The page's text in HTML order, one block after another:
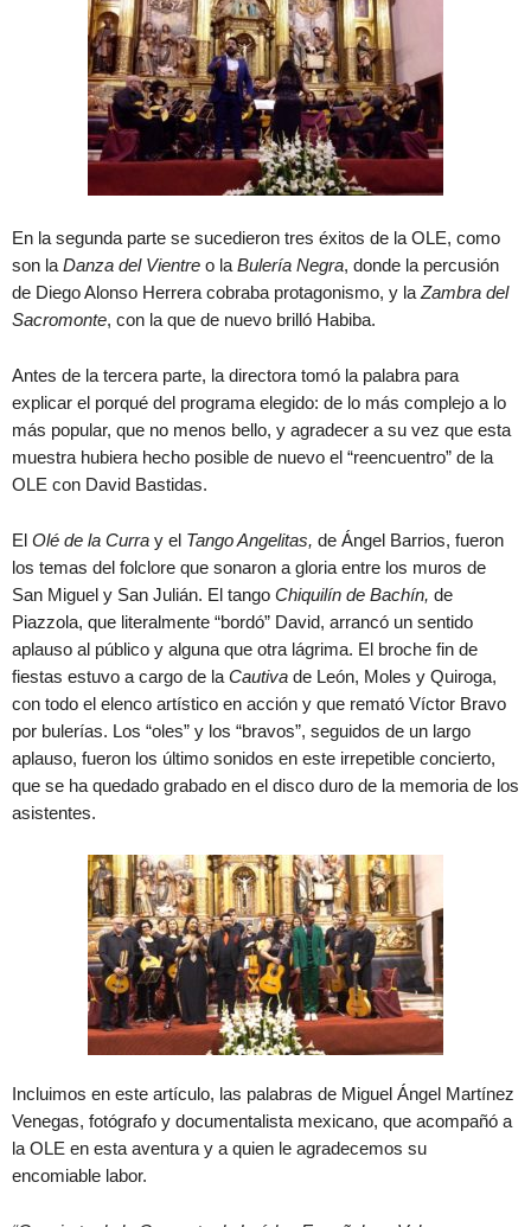
En la segunda parte se sucedieron tres éxitos de la OLE, como
son la Danza del Vientre o la Bulería Negra, donde la percusión
de Diego Alonso Herrera cobraba protagonismo, y la Zambra del
Sacromonte, con la que de nuevo brilló Habiba.
Antes de la tercera parte, la directora tomó la palabra para
explicar el porqué del programa elegido: de lo más complejo a lo
más popular, que no menos bello, y agradecer a su vez que esta
muestra hubiera hecho posible de nuevo el “reencuentro” de la
OLE con David Bastidas.
El Olé de la Curra y el Tango Angelitas, de Ángel Barrios, fueron
los temas del folclore que sonaron a gloria entre los muros de
San Miguel y San Julián. El tango Chiquilín de Bachín, de
Piazzola, que literalmente “bordó” David, arrancó un sentido
aplauso al público y alguna que otra lágrima. El broche fin de
fiestas estuvo a cargo de la Cautiva de León, Moles y Quiroga,
con todo el elenco artístico en acción y que remató Víctor Bravo
por bulerías. Los “oles” y los “bravos”, seguidos de un largo
aplauso, fueron los último sonidos en este irrepetible concierto,
que se ha quedado grabado en el disco duro de la memoria de los
asistentes.
Incluimos en este artículo, las palabras de Miguel Ángel Martínez
Venegas, fotógrafo y documentalista mexicano, que acompañó a
la OLE en esta aventura y a quien le agradecemos su
encomiable labor.